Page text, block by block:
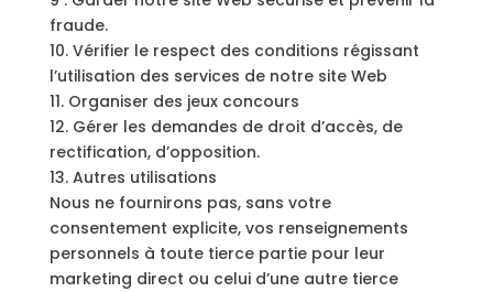
fraude.
10. Vérifier le respect des conditions régissant
l’utilisation des services de notre site Web
11. Organiser des jeux concours
12. Gérer les demandes de droit d’accès, de
rectification, d’opposition.
13. Autres utilisations
Nous ne fournirons pas, sans votre
consentement explicite, vos renseignements
personnels à toute tierce partie pour leur
marketing direct ou celui d’une autre tierce